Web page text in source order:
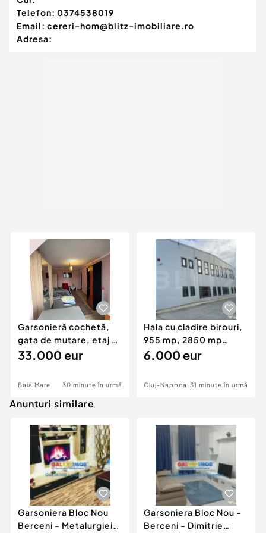
Telefon: 0374538019
Email: cereri-hom@blitz-imobiliare.ro
Adresa:
Garsonieră cochetă,
gata de mutare, etaj 2,
Zona Gării ??
33.000 eur
Baia Mare 30 minute în urmă
Hala cu cladire birouri,
955 mp, 2850 mp
teren, Campia Turzi
6.000 eur
Cluj-Napoca 31 minute în urmă
Anunturi similare
Garsoniera Bloc Nou
Berceni - Metalurgiei
Garsoniera Bloc Nou -
Berceni - Dimitrie